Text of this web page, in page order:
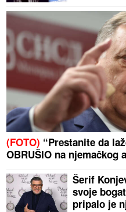
(FOTO) “Prestanite da
OBRUŠIO na njemačkog
Šerif
svoje
pripalo je